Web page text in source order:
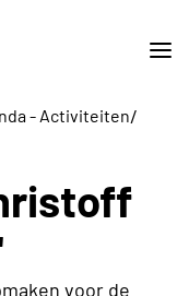
- Activiteiten/
voor de